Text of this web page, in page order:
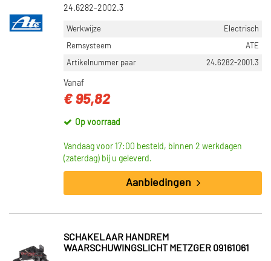
24.6282-2002.3
Werkwijze
Electrisch
Remsysteem
ATE
Artikelnummer paar
24.6282-2001.3
Vanaf
€ 95,82
Op voorraad
Vandaag voor 17:00 besteld, binnen 2 werkdagen
(zaterdag) bij u geleverd.
Aanbiedingen
SCHAKELAAR HANDREM
WAARSCHUWINGSLICHT METZGER 09161061